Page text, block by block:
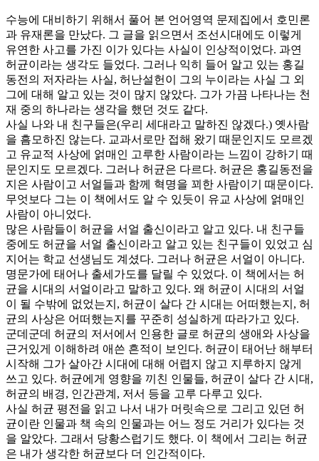
수능에 대비하기 위해서 풀어 본 언어영역 문제집에서 호민론
과 유재론을 만났다. 그 글을 읽으면서 조선시대에도 이렇게
유연한 사고를 가진 이가 있다는 사실이 인상적이었다. 과연
허균이라는 생각도 들었다. 그러나 익히 들어 알고 있는 홍길
동전의 저자라는 사실, 허난설헌이 그의 누이라는 사실 그 외
그에 대해 알고 있는 것이 많지 않았다. 그가 가끔 나타나는 천
재 중의 하나라는 생각을 했던 것도 같다.
사실 나와 내 친구들은(우리 세대라고 말하진 않겠다.) 옛사람
을 흠모하진 않는다. 교과서로만 접해 왔기 때문인지도 모르겠
고 유교적 사상에 얽매인 고루한 사람이라는 느낌이 강하기 때
문인지도 모르겠다. 그러나 허균은 다르다. 허균은 홍길동전을
지은 사람이고 서얼들과 함께 혁명을 꾀한 사람이기 때문이다.
무엇보다 그는 이 책에서도 알 수 있듯이 유교 사상에 얽매인
사람이 아니었다.
많은 사람들이 허균을 서얼 출신이라고 알고 있다. 내 친구들
중에도 허균을 서얼 출신이라고 알고 있는 친구들이 있었고 심
지어는 학교 선생님도 계셨다. 그러나 허균은 서얼이 아니다.
명문가에 태어나 출세가도를 달릴 수 있었다. 이 책에서는 허
균을 시대의 서얼이라고 말하고 있다. 왜 허균이 시대의 서얼
이 될 수밖에 없었는지, 허균이 살다 간 시대는 어떠했는지, 허
균의 사상은 어떠했는지를 꾸준히 성실하게 따라가고 있다.
군데군데 허균의 저서에서 인용한 글로 허균의 생애와 사상을
근거있게 이해하려 애쓴 흔적이 보인다. 허균이 태어난 해부터
시작해 그가 살아간 시대에 대해 어렵지 않고 지루하지 않게
쓰고 있다. 허균에게 영향을 끼친 인물들, 허균이 살다 간 시대,
허균의 배경, 인간관계, 저서 등을 고루 다루고 있다.
사실 허균 평전을 읽고 나서 내가 머릿속으로 그리고 있던 허
균이란 인물과 책 속의 인물과는 어느 정도 거리가 있다는 것
을 알았다. 그래서 당황스럽기도 했다. 이 책에서 그리는 허균
은 내가 생각한 허균보다 더 인간적이다.